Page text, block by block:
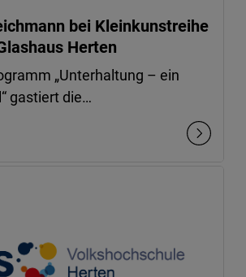
bei Kleinkunstreihe
Herten
„Unterhaltung – ein
gastiert die…